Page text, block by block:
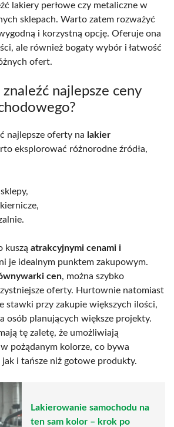
lakiery perłowe czy metaliczne w
sklepach. Warto zatem rozważyć
i korzystną opcję. Oferuje ona
ale również bogaty wybór i łatwość
ofert.
najlepsze ceny
najlepsze oferty na lakier
eksplorować różnorodne źródła,
kuszą atrakcyjnymi cenami i
je idealnym punktem zakupowym.
cen, można szybko
oferty. Hurtownie natomiast
stawki przy zakupie większych ilości,
osób planujących większe projekty.
tę zaletę, że umożliwiają
pożądanym kolorze, co bywa
jak i tańsze niż gotowe produkty.
Lakierowanie samochodu na
ten sam kolor – krok po